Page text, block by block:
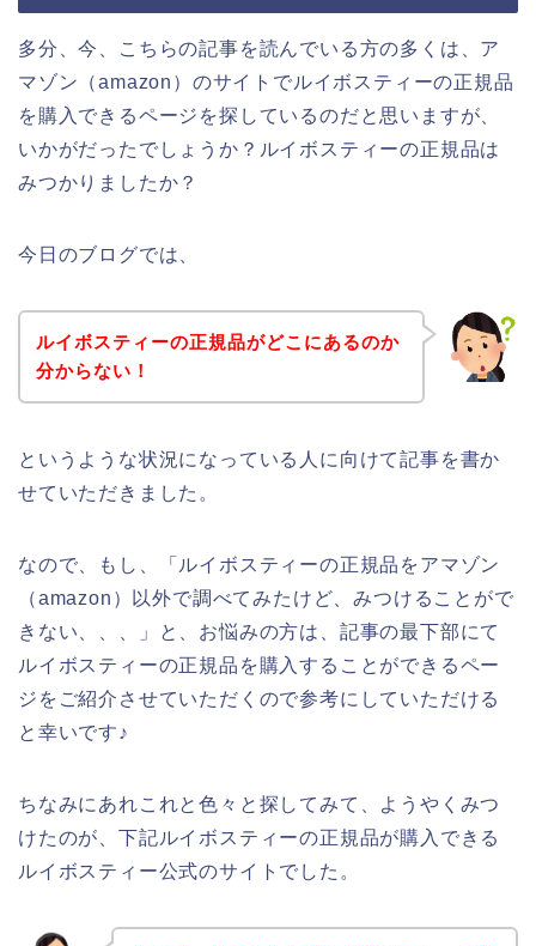
多分、今、こちらの記事を読んでいる方の多くは、ア
マゾン（amazon）のサイトでルイボスティーの正規品
を購入できるページを探しているのだと思いますが、
いかがだったでしょうか？ルイボスティーの正規品は
みつかりましたか？
今日のブログでは、
ルイボスティーの正規品がどこにあるのか
分からない！
というような状況になっている人に向けて記事を書か
せていただきました。
なので、もし、「ルイボスティーの正規品をアマゾン
（amazon）以外で調べてみたけど、みつけることがで
きない、、、」と、お悩みの方は、記事の最下部にて
ルイボスティーの正規品を購入することができるペー
ジをご紹介させていただくので参考にしていただける
と幸いです♪
ちなみにあれこれと色々と探してみて、ようやくみつ
けたのが、下記ルイボスティーの正規品が購入できる
ルイボスティー公式のサイトでした。